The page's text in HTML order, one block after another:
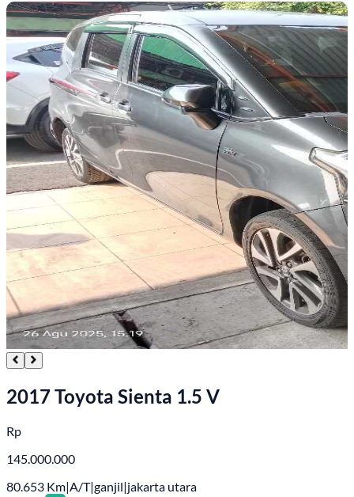
2017 Toyota Sienta 1.5 V
Rp
145.000.000
80.653 Km|A/T|ganjil|jakarta utara